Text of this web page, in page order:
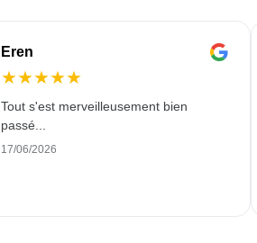
Eren
★★★★★
Tout s'est merveilleusement bien
passé...
17/06/2026